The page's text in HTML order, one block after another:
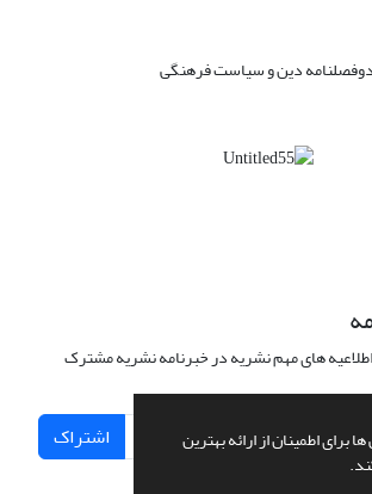
برای اطمینان از ارائه بهترین
دوفصلنامه دین و سیاست فرهنگی
اطلاعیه های مهم نشریه در خبرنامه نشریه مشترک
اشتراک